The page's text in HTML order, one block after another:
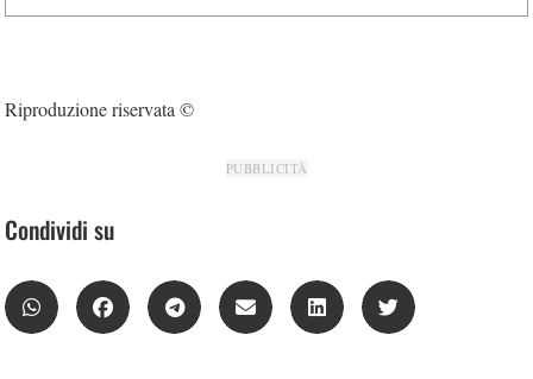
Riproduzione riservata ©
PUBBLICITÀ
Condividi su